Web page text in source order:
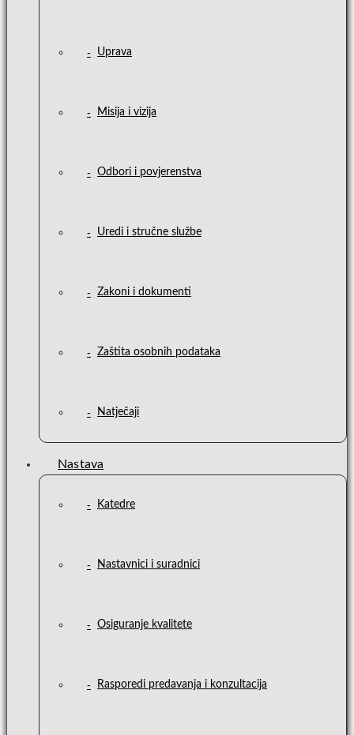
Uprava
Misija i vizija
Odbori i povjerenstva
Uredi i stručne službe
Zakoni i dokumenti
Zaštita osobnih podataka
Natječaji
Nastava
Katedre
Nastavnici i suradnici
Osiguranje kvalitete
Rasporedi predavanja i konzultacija